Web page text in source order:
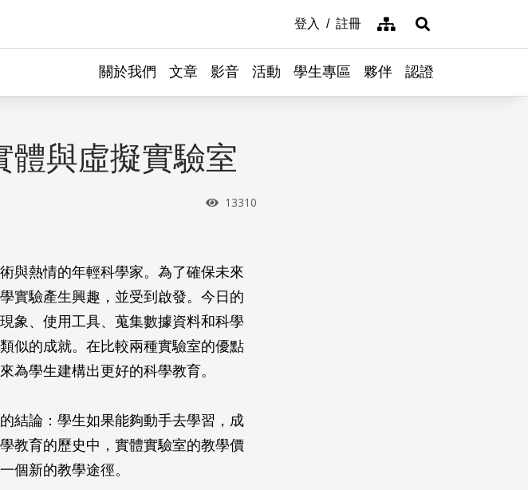
登入 註冊 網站導覽展開搜尋
關於我們 文章 影音 活動 學生專區 夥伴 認證
體與虛擬實驗室
瀏覽次數
13310
與熱情的年輕科學家。為了確保未來
實驗產生興趣，並受到啟發。今日的
象、使用工具、蒐集數據資料和科學
似的成就。在比較兩種實驗室的優點
為學生建構出更好的科學教育。
結論：學生如果能夠動手去學習，成
教育的歷史中，實體實驗室的教學價
個新的教學途徑。